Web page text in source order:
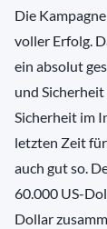
Die
voller Erfolg.
ein absolut
und
Sicherheit im
letzten Zeit
auch gut so.
60.000 US-
Dollar